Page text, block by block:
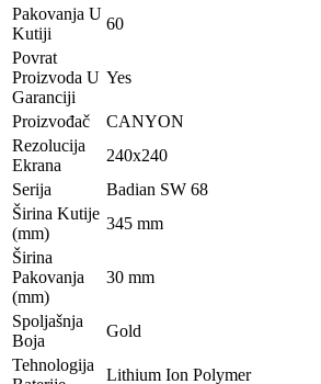
Pakovanja U
Kutiji
60
Povrat
Proizvoda U
Garanciji
Yes
Proizvođač
CANYON
Rezolucija
Ekrana
240x240
Serija
Badian SW 68
Širina Kutije
(mm)
345 mm
Širina
Pakovanja
(mm)
30 mm
Spoljašnja
Boja
Gold
Tehnologija
Lithium Ion Polymer